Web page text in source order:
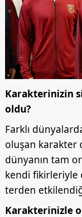
Karakterinizin
oldu?
Farklı
oluşan karakter
dünyanın tam
kendi fikirleriyle
terden
Karakterinizle